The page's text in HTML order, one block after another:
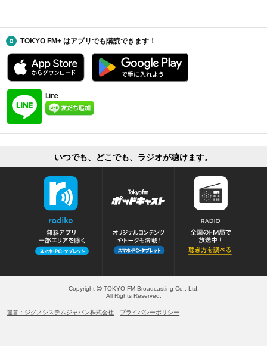
TOKYO FM+ はアプリでも購読できます！
Line
いつでも、どこでも、ラジオが聴けます。
Copyright
TOKYO FM Broadcasting Co., Ltd.
All Rights Reserved.
運営：ジグノシステムジャパン株式会社 プライバシーポリシー